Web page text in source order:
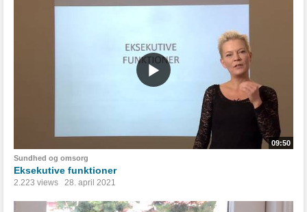
09:50
Sundhed og omsorg
Eksekutive funktioner
2.223 views 28. april 2021